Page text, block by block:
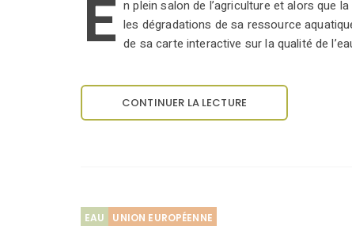
E n plein salon de l’agriculture et alors que
les dégradations de sa ressource
de sa carte interactive sur la qualité de
CONTINUER LA LECTURE
EAU UNION EUROPÉENNE